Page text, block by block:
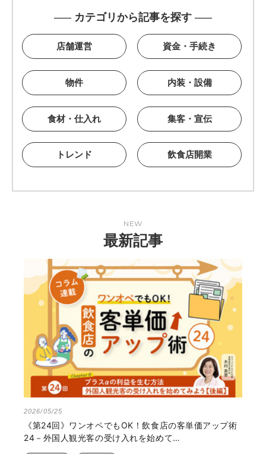
カテゴリから記事を探す
店舗運営 資金・手続き
物件 内装・設備
食材・仕入れ 集客・宣伝
トレンド 飲食店開業
NEW
最新記事
2026/05/25
《第24回》ワンオペでもOK！飲食店の客単価アップ術
24－外国人観光客の受け入れを始めて…